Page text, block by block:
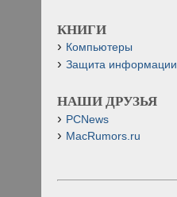
КНИГИ
Компьютеры
Защита информации
НАШИ ДРУЗЬЯ
PCNews
MacRumors.ru